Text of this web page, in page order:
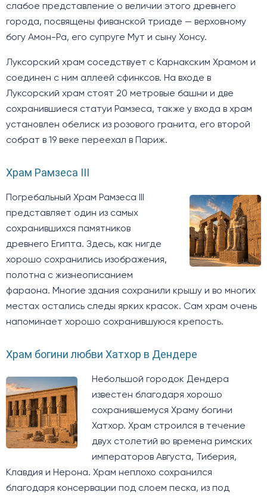
слабое представление о величии этого древнего
города, посвящены фиванской триаде — верховному
богу Амон-Ра, его супруге Мут и сыну Хонсу.
Луксорский храм соседствует с Карнакским Храмом и
соединен с ним аллеей сфинксов. На входе в
Луксорский храм стоят 20 метровые башни и две
сохранившиеся статуи Рамзеса, также у входа в храм
установлен обелиск из розового гранита, его второй
собрат в 19 веке переехал в Париж.
Храм Рамзеса III
Погребальный Храм Рамзеса III
представляет один из самых
сохранившихся памятников
древнего Египта. Здесь, как нигде
хорошо сохранились изображения,
полотна с жизнеописанием
фараона. Многие здания сохранили крышу и во многих
местах остались следы ярких красок. Сам храм очень
напоминает хорошо сохранившуюся крепость.
Храм богини любви Хатхор в Дендере
Небольшой городок Дендера
известен благодаря хорошо
сохранившемуся Храму богини
Хатхор. Храм строился в течение
двух столетий во времена римских
императоров Августа, Тиберия,
Клавдия и Нерона. Храм неплохо сохранился
благодаря консервации под слоем песка, из под